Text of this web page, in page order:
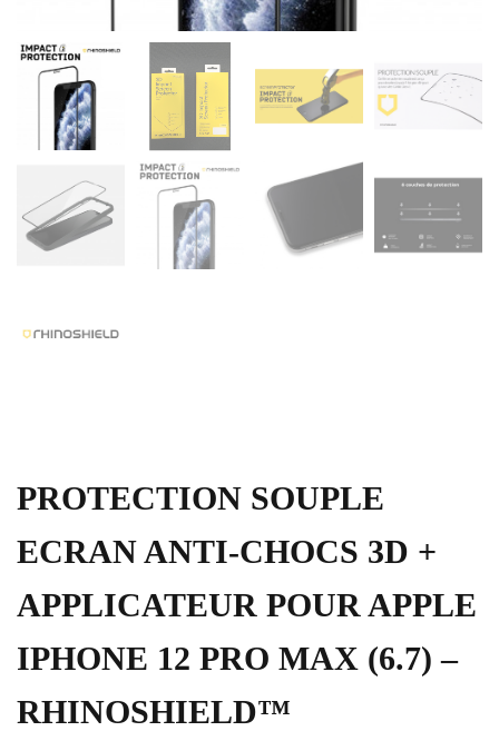
PROTECTION SOUPLE
ECRAN ANTI-CHOCS 3D +
APPLICATEUR POUR APPLE
IPHONE 12 PRO MAX (6.7) –
RHINOSHIELD™